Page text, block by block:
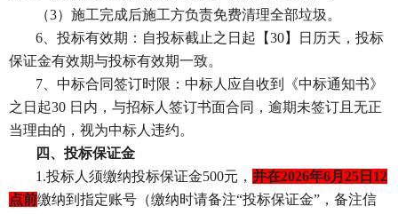
（3）施工完成后施工方负责免费清理全部垃圾。
6、投标有效期：自投标截止之日起【30】日历天，投标
保证金有效期与投标有效期一致。
7、中标合同签订时限：中标人应自收到《中标通知书》
之日起30 日内，与招标人签订书面合同，逾期未签订且无正
当理由的，视为中标人违约。
四、投标保证金
1.投标人须缴纳投标保证金500元， 并在2026年6月25日12
点前缴纳到指定账号（缴纳时请备注“投标保证金”，备注信